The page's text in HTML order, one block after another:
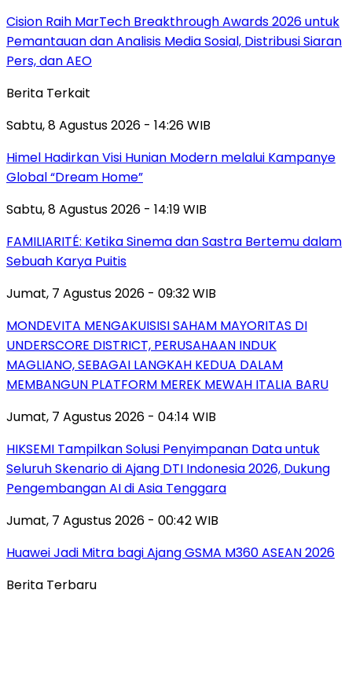
Cision Raih MarTech Breakthrough Awards 2026 untuk
Pemantauan dan Analisis Media Sosial, Distribusi Siaran
Pers, dan AEO
Berita Terkait
Sabtu, 8 Agustus 2026 - 14:26 WIB
Himel Hadirkan Visi Hunian Modern melalui Kampanye
Global “Dream Home”
Sabtu, 8 Agustus 2026 - 14:19 WIB
FAMILIARITÉ: Ketika Sinema dan Sastra Bertemu dalam
Sebuah Karya Puitis
Jumat, 7 Agustus 2026 - 09:32 WIB
MONDEVITA MENGAKUISISI SAHAM MAYORITAS DI
UNDERSCORE DISTRICT, PERUSAHAAN INDUK
MAGLIANO, SEBAGAI LANGKAH KEDUA DALAM
MEMBANGUN PLATFORM MEREK MEWAH ITALIA BARU
Jumat, 7 Agustus 2026 - 04:14 WIB
HIKSEMI Tampilkan Solusi Penyimpanan Data untuk
Seluruh Skenario di Ajang DTI Indonesia 2026, Dukung
Pengembangan AI di Asia Tenggara
Jumat, 7 Agustus 2026 - 00:42 WIB
Huawei Jadi Mitra bagi Ajang GSMA M360 ASEAN 2026
Berita Terbaru